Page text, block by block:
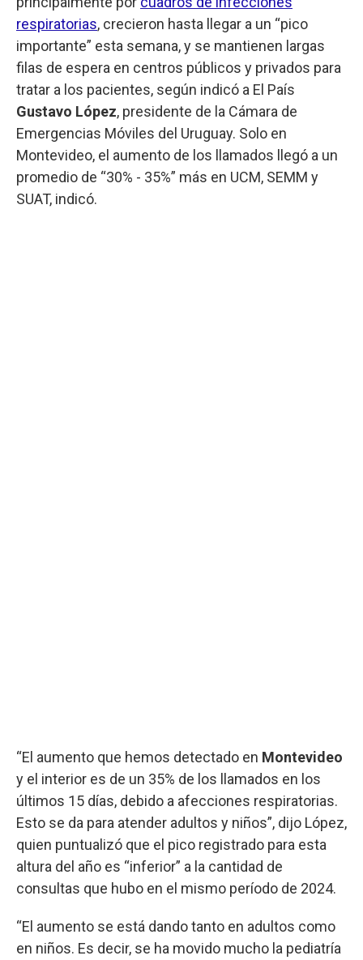
respiratorias, crecieron hasta llegar a un “pico
importante” esta semana, y se mantienen largas
filas de espera en centros públicos y privados para
tratar a los pacientes, según indicó a El País
Gustavo López, presidente de la Cámara de
Emergencias Móviles del Uruguay. Solo en
Montevideo, el aumento de los llamados llegó a un
promedio de “30% - 35%” más en UCM, SEMM y
SUAT, indicó.
“El aumento que hemos detectado en Montevideo
y el interior es de un 35% de los llamados en los
últimos 15 días, debido a afecciones respiratorias.
Esto se da para atender adultos y niños”, dijo López,
quien puntualizó que el pico registrado para esta
altura del año es “inferior” a la cantidad de
consultas que hubo en el mismo período de 2024.
“El aumento se está dando tanto en adultos como
en niños. Es decir, se ha movido mucho la pediatría